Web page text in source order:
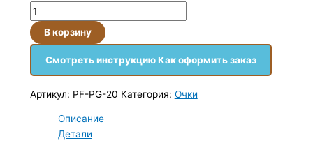
В корзину
Смотреть инструкцию Как оформить заказ
Артикул: PF-PG-20 Категория: Очки
Описание
Детали